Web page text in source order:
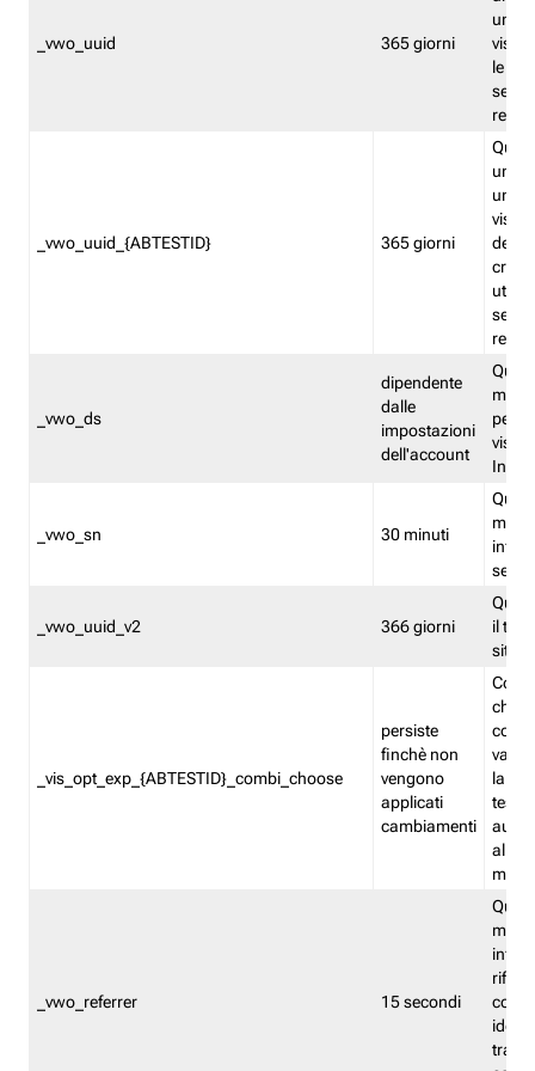
_vwo_uuid 365 giorni
le
_vwo_uuid_{ABTESTID} 365 giorni
un
del
_vwo_ds
dipendente
dalle
impostazioni
dell'account
_vwo_sn 30 minuti
_vwo_uuid_v2 366 giorni
il
sito
_vis_opt_exp_{ABTESTID}_combi_choose
persiste
finchè non
vengono
applicati
cambiamenti
che
la
test.
_vwo_referrer 15 secondi